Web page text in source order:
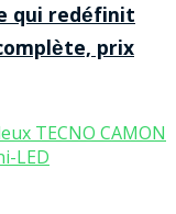
qui redéfinit
prix